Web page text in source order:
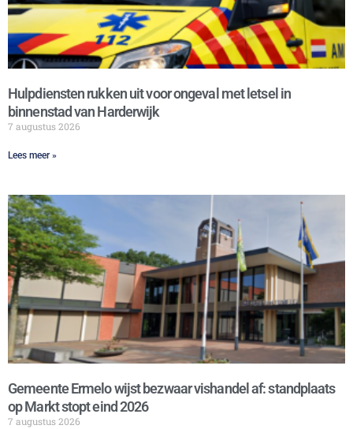
Hulpdiensten rukken uit voor ongeval met letsel in
binnenstad van Harderwijk
7 augustus 2026
Lees meer »
Gemeente Ermelo wijst bezwaar vishandel af: standplaats
op Markt stopt eind 2026
7 augustus 2026